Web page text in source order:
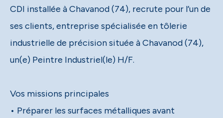
CDI installée à Chavanod (74), recrute pour l’un de
ses clients, entreprise spécialisée en tôlerie
industrielle de précision située à Chavanod (74),
un(e) Peintre Industriel(le) H/F.
Vos missions principales
• Préparer les surfaces métalliques avant